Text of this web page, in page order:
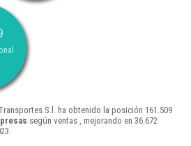
S.l. ha obtenido la posición 161.509
según ventas , mejorando en 36.672